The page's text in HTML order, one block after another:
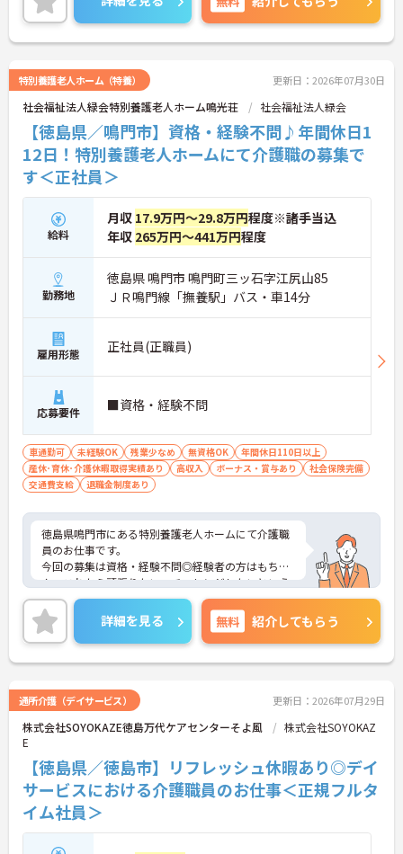
い。
特別養護老人ホーム（特養） 更新日：2026年07月30日
社会福祉法人緑会特別養護老人ホーム鳴光荘 社会福祉法人緑会
【徳島県／鳴門市】資格・経験不問♪年間休日1
12日！特別養護老人ホームにて介護職の募集で
す＜正社員＞
給料
月収 17.9万円～29.8万円程度※諸手当込
年収 265万円～441万円程度
勤務地
徳島県 鳴門市 鳴門町三ッ石字江尻山85
ＪＲ鳴門線「撫養駅」バス・車14分
雇用形態 正社員(正職員)
応募要件 ■資格・経験不問
車通勤可 未経験OK 残業少なめ 無資格OK
年間休日110日以上
産休･育休･介護休暇取得実績あり
高収入 ボーナス・賞与あり
社会保険完備
交通費支給
退職金制度あり
徳島県鳴門市にある特別養護老人ホームにて介護職
員のお仕事です。
今回の募集は資格・経験不問◎経験者の方はもちろ
ん、これから頑張りたい、チャレンジしたいという
方にもオススメの求人★
年間休日110日以上あり、残業はほとんど無し！し
っかり働いてしっかり休める、社員にとって理想の
働き方を実現できますよ♪
ご興味ある方には、面接対策ポイントなど、さらに
い。
詳細を見る 無料 紹介してもらう
通所介護（デイサービス） 更新日：2026年07月29日
株式会社SOYOKAZE徳島万代ケアセンターそよ風
株式会社SOYOKAZ
E
【徳島県／徳島市】リフレッシュ休暇あり◎デイ
サービスにおける介護職員のお仕事＜正規フルタ
イム社員＞